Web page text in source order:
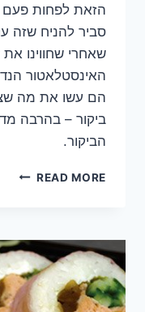
הזאת לפחות פעם
סביר להניח שזה
שאחרי שחווינו
האינסטלאטור
הם עשו את מה
ביקור – בהרבה
הביקור.
READ MOREקשרי